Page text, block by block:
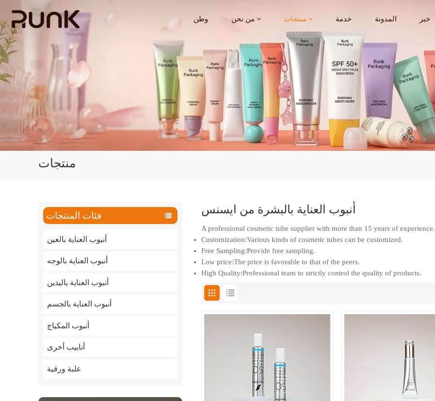
وطن من نحن منتجات خدمة المدونة خبر
منتجات
فئات المنتجات
أنبوب العناية بالعين
أنبوب العناية بالوجه
أنبوب العناية باليدين
أنبوب العناية بالجسم
أنبوب المكياج
أنابيب أخرى
علبة ورقية
أنبوب العناية بالبشرة من ايسنس
A professional cosmetic tube supplier with more than 15 years of experience.
Customization:Various kinds of cosmetic tubes can be customized.
Free Sampling:Provide free sampling.
Low price:The price is favorable to that of the peers.
High Quality:Professional team to strictly control the quality of products.